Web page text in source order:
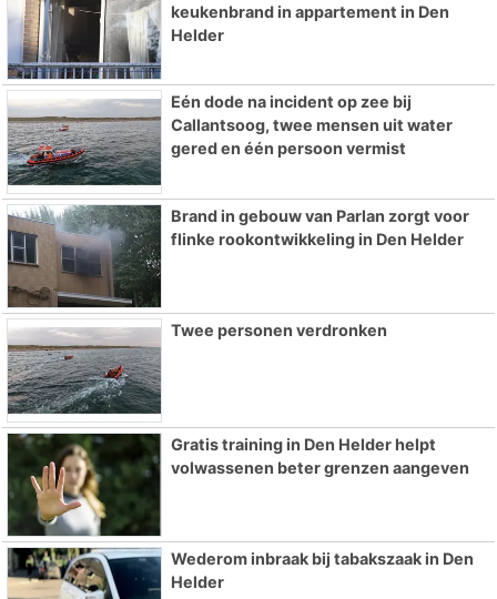
keukenbrand in appartement in Den
Helder
Eén dode na incident op zee bij
Callantsoog, twee mensen uit water
gered en één persoon vermist
Brand in gebouw van Parlan zorgt voor
flinke rookontwikkeling in Den Helder
Twee personen verdronken
Gratis training in Den Helder helpt
volwassenen beter grenzen aangeven
Wederom inbraak bij tabakszaak in Den
Helder